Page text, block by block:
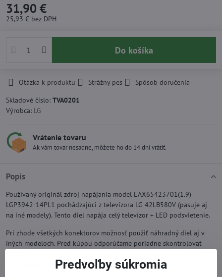
31,90 €
25,93 € bez DPH
Do košíka
Otázka k produktu Strážny pes
Spôsob doručenia
Skladové číslo: TVA0201
Výrobca: LG
Vrátenie tovaru
Ak vám tovar nesadne, môžete ho do 14 dní vrátiť.
Popis
Používaný originál zdroj napájania model EAX65423701(1.9)
LGP3942-14PL1 pochádzajúci z televízora LG 42LB580V (pasuje aj
na iné modely). Tento diel napája celý televízor + LED podsvietenie.
Pri zhode všetkých konektorov možnosť použiť náhradný diel aj v
iných modeloch. Pred kúpou odporúčame poriadne skontrolovať
Predvoľby súkromia